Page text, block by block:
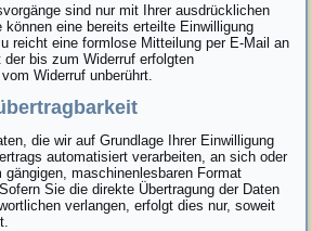
sind nur mit Ihrer ausdrücklichen
eine bereits erteilte Einwilligung
reicht eine formlose Mitteilung per E-Mail an
bis zum Widerruf erfolgten
Widerruf unberührt.
die wir auf Grundlage Ihrer Einwilligung
automatisiert verarbeiten, an sich oder
gängigen, maschinenlesbaren Format
Sie die direkte Übertragung der Daten
verlangen, erfolgt dies nur, soweit